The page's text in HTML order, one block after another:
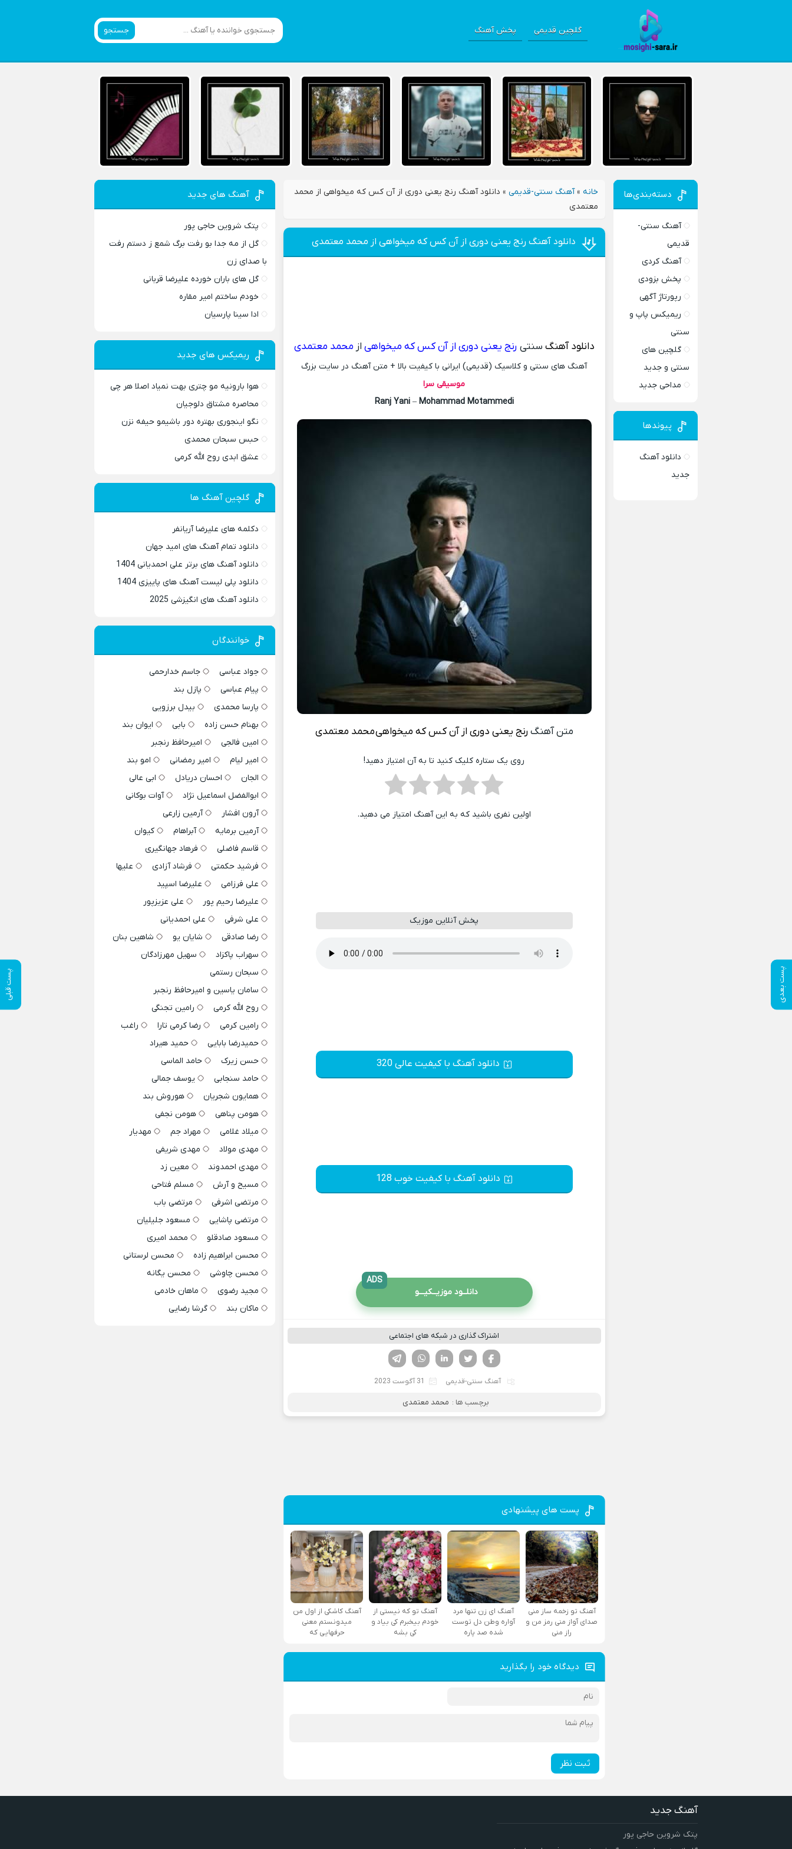
گلچین قدیمی پخش آهنگ جستجو
خانه »آهنگ سنتی-قدیمی » دانلود آهنگ رنج یعنی دوری از آن کس که میخواهی از محمد
معتمدی
پست بعدی پست قبلی
دانلود آهنگ رنج یعنی دوری از آن کس که میخواهی از محمد معتمدی
دانلود آهنگ سنتی رنج یعنی دوری از آن کس که میخواهی از محمد معتمدی
آهنگ های سنتی و کلاسیک (قدیمی) ایرانی با کیفیت بالا + متن آهنگ در سایت بزرگ
موسیقی سرا
Ranj Yani– Mohammad Motammedi
متن آهنگ رنج یعنی دوری از آن کس که میخواهیمحمد معتمدی
روی یک ستاره کلیک کنید تا به آن امتیاز دهید!
اولین نفری باشید که به این آهنگ امتیاز می دهید.
پخش آنلاین موزیک
دانلود آهنگ با کیفیت عالی 320
دانلود آهنگ با کیفیت خوب 128
دانلــود موزیــکیـــو
ADS
اشتراک گذاری در شبکه های اجتماعی
لینکدین تویتر
فیسوک
آهنگ سنتی-قدیمی 31 آگوست 2023
برچسب ها : محمد معتمدی
پست های پیشنهادی
آهنگ تو زخمه ساز منی
صدای آواز منی رمز من و
راز منی
آهنگ ای زن تنها مرد
آواره وطن دل توست
شده صد پاره
آهنگ تو که نیستی از
خودم بیخبرم کی بیاد و
کی بشه
آهنگ کاشکی از اول من
میدونستم معنی
حرفهایی که
دیدگاه خود را بگذارید
ثبت نظر
دسته‌بندی‌ها
آهنگ سنتی-
قدیمی
آهنگ کردی
پخش بزودی
رپورتاژ آگهی
ریمیکس پاپ و
سنتی
گلچین های
سنتی و جدید
مداحی جدید
پیوندها
دانلود آهنگ
جدید
آهنگ های جدید
پتک شروین حاجی پور
گل از مه جدا بو رفت برگ شمع ز دستم رفت
با صدای زن
گل های باران خورده علیرضا قربانی
خودم ساختم امیر مقاره
ادا سینا پارسیان
ریمیکس های جدید
هوا بارونیه مو چتری بهت نمیاد اصلا هر چی
محاصره مشتاق دلوجیان
نگو اینجوری بهتره دور باشیمو حیفه نزن
حبس سبحان محمدی
عشق ابدی روح الله کرمی
گلچین آهنگ ها
دکلمه های علیرضا آریانفر
دانلود تمام آهنگ های امید جهان
دانلود آهنگ های برتر علی احمدیانی 1404
دانلود پلی لیست آهنگ های پاییزی 1404
دانلود آهنگ های انگیزشی 2025
خوانندگان
جواد عباسی
جاسم خدارحمی
پیام عباسی
پازل بند
پارسا محمدی
بیدل برزویی
بهنام حسن زاده
بابی
ایوان بند
امین فالجی
امیرحافظ رنجبر
امیر لیام
امیر رمضانی
امو بند
الجان
احسان دریادل
ابی عالی
ابوالفضل اسماعیل نژاد
آوات بوکانی
آرون افشار
آرمین زارعی
آرمین برمایه
آبراهام
کیوان
قاسم فاضلی
فرهاد جهانگیری
فرشید حکمتی
فرشاد آزادی
علیها
علی فرزامی
علیرضا اسپید
علیرضا رحیم پور
علی عزیزپور
علی شرفی
علی احمدیانی
رضا صادقی
شایان یو
شاهین بنان
سهراب پاکزاد
سهیل مهرزادگان
سبحان رستمی
سامان یاسین و امیرحافظ رنجبر
روح الله کرمی
رامین تجنگی
رامین کرمی
رضا کرمی تارا
راغب
حمیدرضا بابایی
حمید هیراد
حسن زیرک
حامد الماسی
حامد سنجابی
یوسف جمالی
همایون شجریان
هوروش بند
هومن پناهی
هومن نجفی
میلاد غلامی
مهراد جم
مهدیار
مهدی مولاد
مهدی شریفی
مهدی احمدوند
معین زد
مسیح و آرش
مسلم فتاحی
مرتضی اشرفی
مرتضی باب
مرتضی پاشایی
مسعود جلیلیان
مسعود صادقلو
محمد امیری
محسن ابراهیم زاده
محسن لرستانی
محسن چاوشی
محسن یگانه
مجید رضوی
ماهان خادمی
ماکان بند
گرشا رضایی
آهنگ جدید
پتک شروین حاجی پور